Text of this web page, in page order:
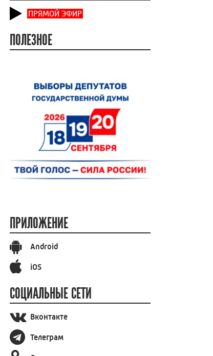
ПРЯМОЙ ЭФИР
ПОЛЕЗНОЕ
ПРИЛОЖЕНИЕ
Android
iOS
СОЦИАЛЬНЫЕ СЕТИ
Вконтакте
Телеграм